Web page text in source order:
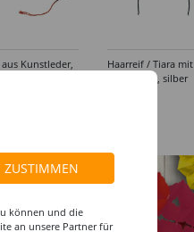
Kunstleder,
Haarreif / Tiara mit
Discokugel, silber
ZUSTIMMEN
können und die
an unsere Partner für